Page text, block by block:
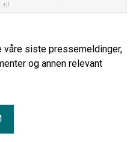
våre siste pressemeldinger,
og annen relevant